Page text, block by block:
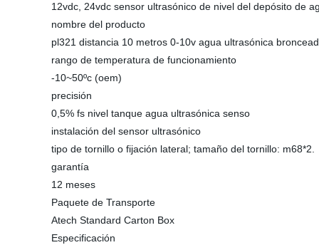
12vdc, 24vdc sensor ultrasónico de nivel del depósito de
nombre del producto
pl321 distancia 10 metros 0-10v agua ultrasónica
rango de temperatura de funcionamiento
-10~50ºc (oem)
precisión
0,5% fs nivel tanque agua ultrasónica senso
instalación del sensor ultrasónico
tipo de tornillo o fijación lateral; tamaño del tornillo: m68*2.
garantía
12 meses
Paquete de Transporte
Atech Standard Carton Box
Especificación